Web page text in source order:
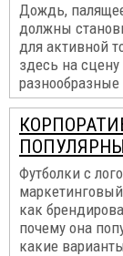
Дождь,
должны
для активной
здесь на
Футболки с
как
почему она
какие